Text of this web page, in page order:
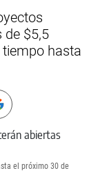
de $5,5
hasta
el próximo 30 de